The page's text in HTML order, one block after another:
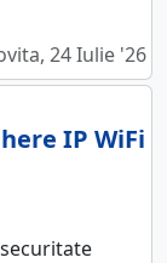
24 Iulie '26
IP WiFi